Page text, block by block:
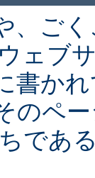
、ご
ェブ
書か
のペ
であ